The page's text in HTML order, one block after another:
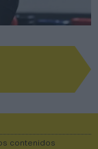
contenidos